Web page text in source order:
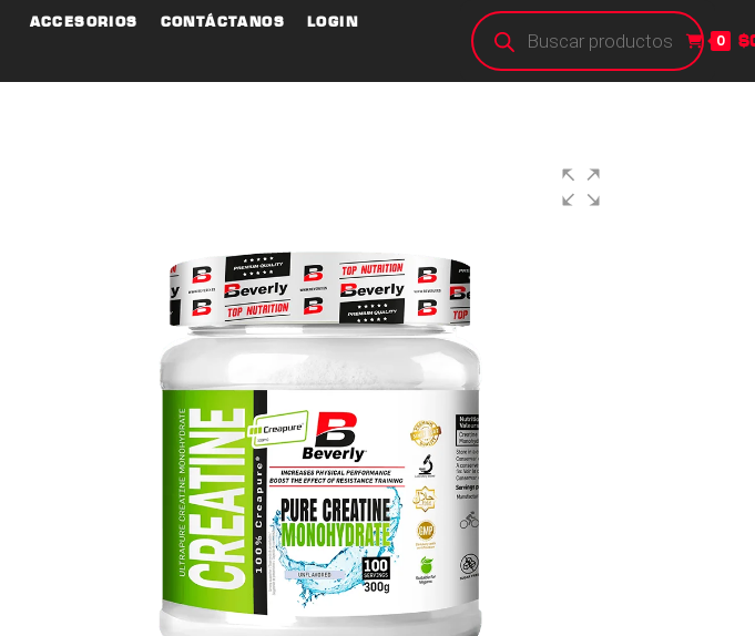
ACCESORIOS CONTÁCTANOS LOGIN
0 $